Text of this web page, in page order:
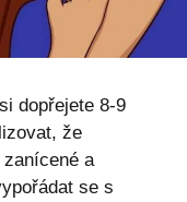
dopřejete 8-9
že
a
se s